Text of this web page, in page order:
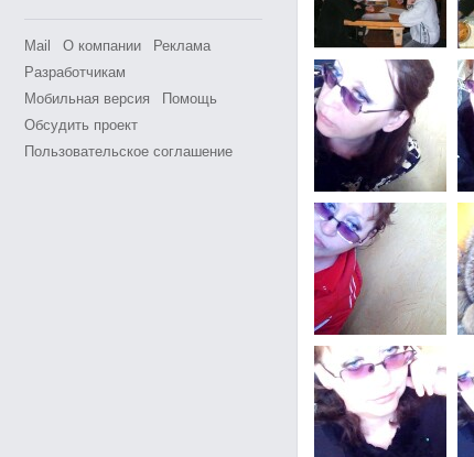
Mail О компании
Реклама
Разработчикам
Мобильная версия
Помощь
Обсудить проект
Пользовательское соглашение